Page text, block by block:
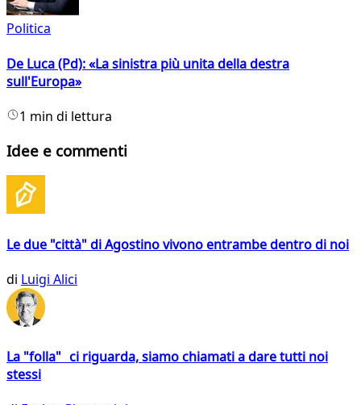
Politica
De Luca (Pd): «La sinistra più unita della destra
sull'Europa»
1 min di lettura
Idee e commenti
Le due "città" di Agostino vivono entrambe dentro di noi
di Luigi Alici
La "folla" ci riguarda, siamo chiamati a dare tutti noi
stessi